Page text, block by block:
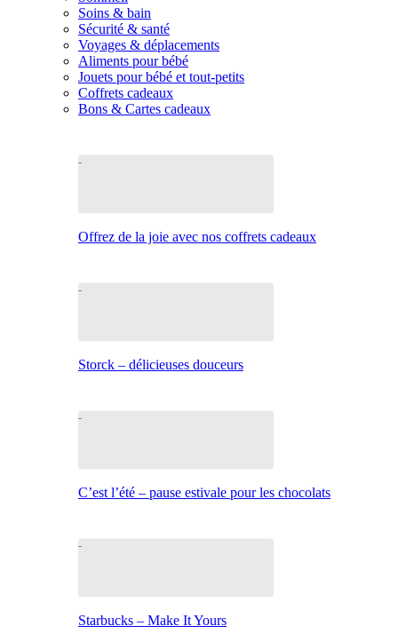
Soins & bain
Sécurité & santé
Voyages & déplacements
Aliments pour bébé
Jouets pour bébé et tout-petits
Coffrets cadeaux
Bons & Cartes cadeaux
Offrez de la joie avec nos coffrets cadeaux
Storck – délicieuses douceurs
C’est l’été – pause estivale pour les chocolats
Starbucks – Make It Yours